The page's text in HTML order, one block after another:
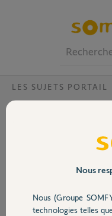
Volet
Sécurité
LES SUJETS PORTAIL
Comment régler
Je rencontre un problème
Une fois le portail fermé il
fermeture, du coup le
Existe il un réglage pour
Nous
Nous (Groupe
technologies telles